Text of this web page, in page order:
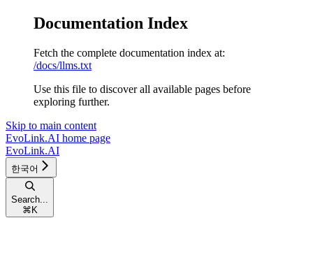
Documentation Index
Fetch the complete documentation index at:
/docs/llms.txt
Use this file to discover all available pages before
exploring further.
Skip to main content
EvoLink.AI home page
EvoLink.AI
한국어
Search...
⌘ K